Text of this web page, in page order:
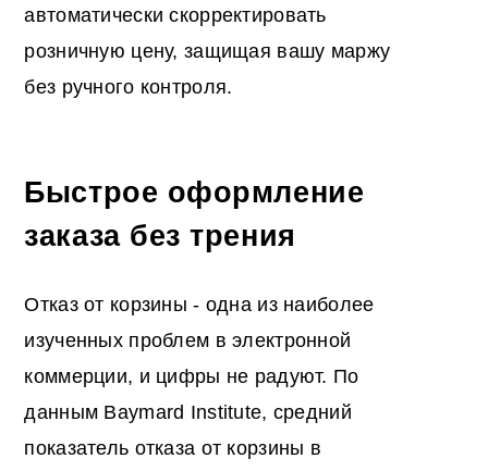
автоматически скорректировать
розничную цену, защищая вашу маржу
без ручного контроля.
Быстрое оформление
заказа без трения
Отказ от корзины - одна из наиболее
изученных проблем в электронной
коммерции, и цифры не радуют. По
данным Baymard Institute, средний
показатель отказа от корзины в